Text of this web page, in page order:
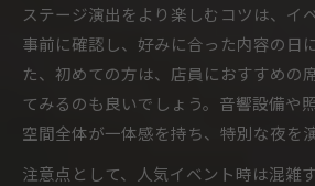
BARで味わう華やかなステ
非日常を楽しむBARステー
広島市BARで印象に残る夜
ステージ演出を活かした
ステージ演出をより楽しむコツは、イ
事前に確認し、好みに合った内容の日
た、初めての方は、店員におすすめの
てみるのも良いでしょう。音響設備や
空間全体が一体感を持ち、特別な夜を
注意点として、人気イベント時は混雑